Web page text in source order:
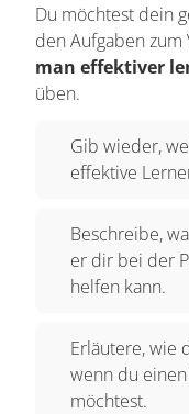
Du möchtest dein
den Aufgaben zum
man effektiver
üben.
Gib wieder,
effektive
Beschreibe,
er dir bei der
helfen kann.
Erläutere, wie
wenn du
möchtest.